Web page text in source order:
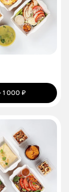
1 000 ₽